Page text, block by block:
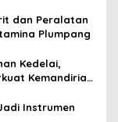
dan Peralatan
Plumpang
Kedelai,
Kemandirian
Instrumen